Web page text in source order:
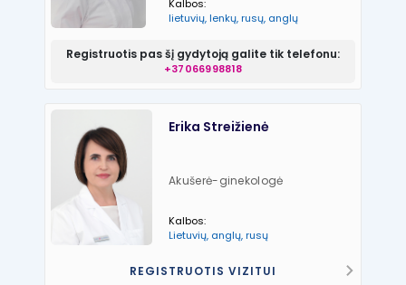
Kalbos:
lietuvių, lenkų, rusų, anglų
Registruotis pas šį gydytoją galite tik telefonu:
+37066998818
Erika Streižienė
Akušerė-ginekologė
Kalbos:
Lietuvių, anglų, rusų
REGISTRUOTIS VIZITUI